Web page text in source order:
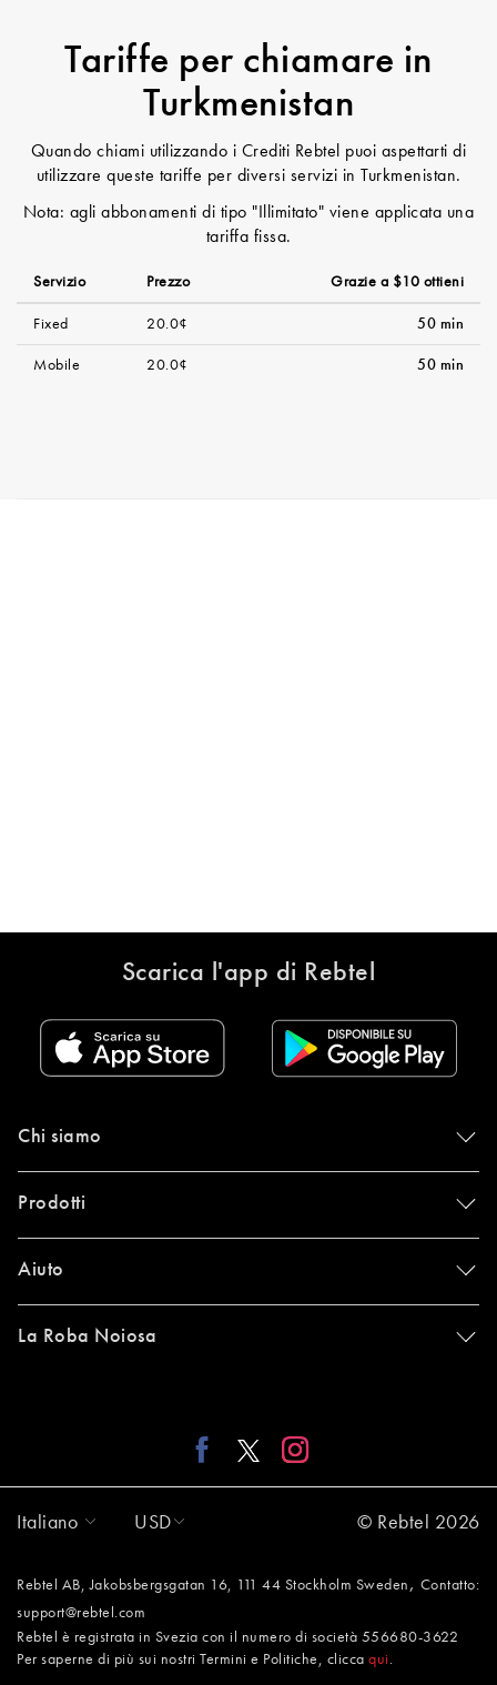
Tariffe per chiamare in
Turkmenistan
Quando chiami utilizzando i Crediti Rebtel puoi aspettarti di
utilizzare queste tariffe per diversi servizi in Turkmenistan.
Nota: agli abbonamenti di tipo "Illimitato" viene applicata una
tariffa fissa.
Servizio Prezzo Grazie a $10 ottieni
Fixed 20.0¢ 50 min
Mobile 20.0¢ 50 min
Scarica l'app di Rebtel
Chi siamo
Prodotti
Aiuto
La Roba Noiosa
Italiano USD © Rebtel 2026
Rebtel AB, Jakobsbergsgatan 16, 111 44 Stockholm Sweden , Contatto:
support@rebtel.com
Rebtel è registrata in Svezia con il numero di società 556680-3622
Per saperne di più sui nostri Termini e Politiche, clicca qui .